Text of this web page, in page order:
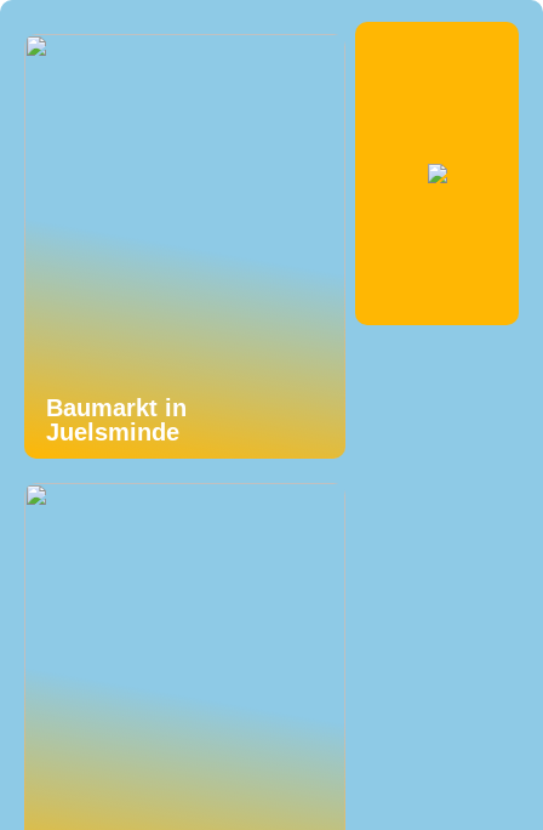
Baumarkt in
Juelsminde